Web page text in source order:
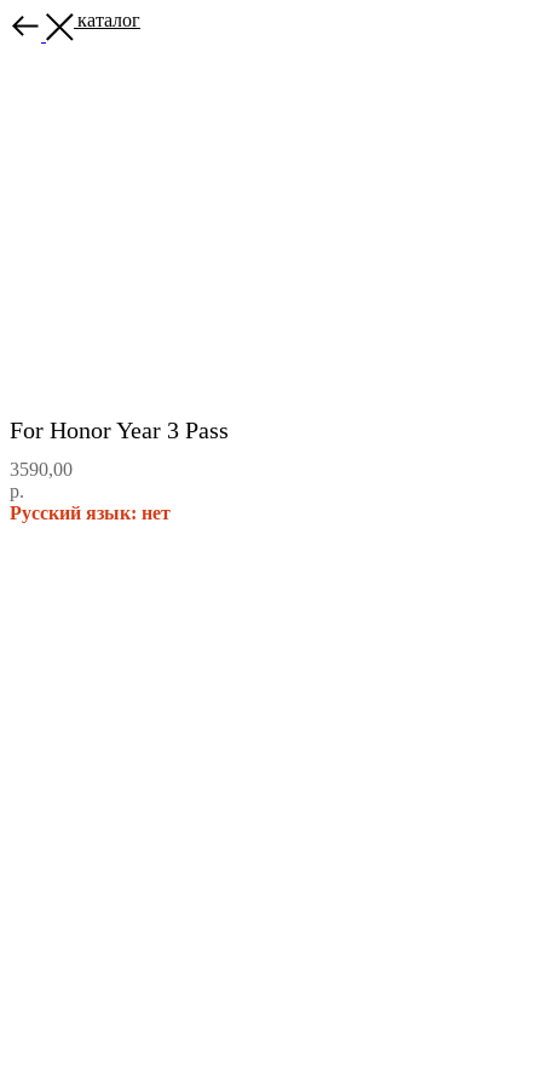
Назад в каталог
For Honor Year 3 Pass
3590,00
р.
Русский язык: нет